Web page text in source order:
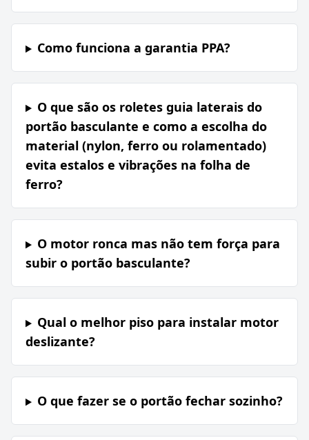
Como funciona a garantia PPA?
O que são os roletes guia laterais do
portão basculante e como a escolha do
material (nylon, ferro ou rolamentado)
evita estalos e vibrações na folha de
ferro?
O motor ronca mas não tem força para
subir o portão basculante?
Qual o melhor piso para instalar motor
deslizante?
O que fazer se o portão fechar sozinho?